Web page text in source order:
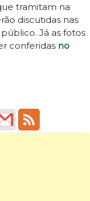
tramitam na
discutidas nas
Já as fotos
conferidas no